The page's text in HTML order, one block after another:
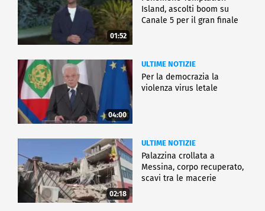
01:52
Island, ascolti boom su
Canale 5 per il gran finale
04:00
ULTIME NOTIZIE
Per la democrazia la
violenza virus letale
02:18
ULTIME NOTIZIE
Palazzina crollata a
Messina, corpo recuperato,
scavi tra le macerie